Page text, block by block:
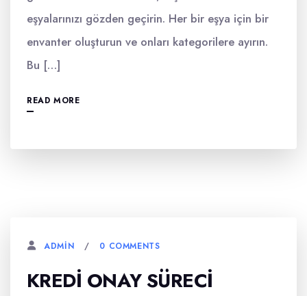
eşyalarınızı gözden geçirin. Her bir eşya için bir
envanter oluşturun ve onları kategorilere ayırın.
Bu […]
READ MORE
ADMIN 0 COMMENTS
KREDI ONAY SÜRECI